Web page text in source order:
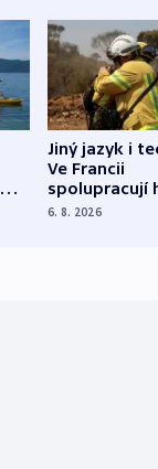
Jiný jazyk i
Ve Francii
spolupracují
různých zemí
6. 8. 2026